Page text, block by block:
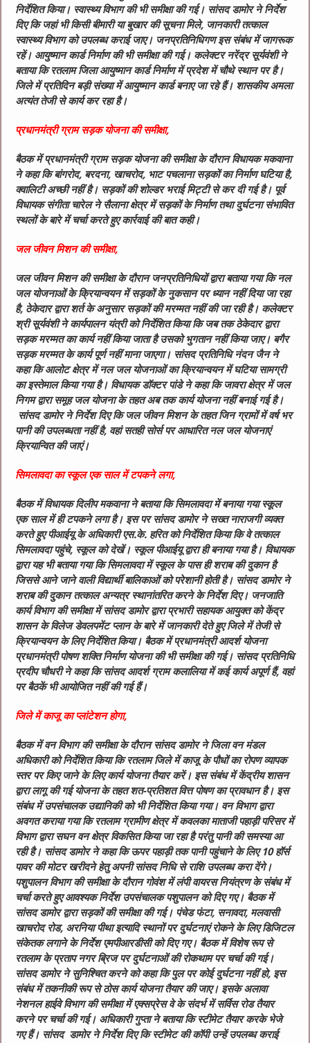
निर्देशित किया। स्वास्थ्य विभाग की भी समीक्षा की गई। सांसद डामोर ने निर्देश
दिए कि जहां भी किसी बीमारी या बुखार की सूचना मिले, जानकारी तत्काल
स्वास्थ्य विभाग को उपलब्ध कराई जाए। जनप्रतिनिधिगण इस संबंध में जागरूक
रहें। आयुष्मान कार्ड निर्माण की भी समीक्षा की गई। कलेक्टर नरेंद्र सूर्यवंशी ने
बताया कि रतलाम जिला आयुष्मान कार्ड निर्माण में प्रदेश में चौथे स्थान पर है।
जिले में प्रतिदिन बड़ी संख्या में आयुष्मान कार्ड बनाए जा रहे हैं। शासकीय अमला
अत्यंत तेजी से कार्य कर रहा है।
प्रधानमंत्री ग्राम सड़क योजना की समीक्षा,
बैठक में प्रधानमंत्री ग्राम सड़क योजना की समीक्षा के दौरान विधायक मकवाना
ने कहा कि बांगरोद, बरदना, खाचरोद, भाट पचलाना सड़कों का निर्माण घटिया है,
क्वालिटी अच्छी नहीं है। सड़कों की शोल्डर भराई मिट्टी से कर दी गई है। पूर्व
विधायक संगीता चारेल ने सैलाना क्षेत्र में सड़कों के निर्माण तथा दुर्घटना संभावित
स्थलों के बारे में चर्चा करते हुए कार्रवाई की बात कही।
जल जीवन मिशन की समीक्षा,
जल जीवन मिशन की समीक्षा के दौरान जनप्रतिनिधियों द्वारा बताया गया कि नल
जल योजनाओं के क्रियान्वयन में सड़कों के नुकसान पर ध्यान नहीं दिया जा रहा
है, ठेकेदार द्वारा शर्त के अनुसार सड़कों की मरम्मत नहीं की जा रही है। कलेक्टर
श्री सूर्यवंशी ने कार्यपालन यंत्री को निर्देशित किया कि जब तक ठेकेदार द्वारा
सड़क मरम्मत का कार्य नहीं किया जाता है उसको भुगतान नहीं किया जाए। बगैर
सड़क मरम्मत के कार्य पूर्ण नहीं माना जाएगा। सांसद प्रतिनिधि नंदन जैन ने
कहा कि आलोट क्षेत्र में नल जल योजनाओं का क्रियान्वयन में घटिया सामग्री
का इस्तेमाल किया गया है। विधायक डॉक्टर पांडे ने कहा कि जावरा क्षेत्र में जल
निगम द्वारा समूह जल योजना के तहत अब तक कार्य योजना नहीं बनाई गई है।
सांसद डामोर ने निर्देश दिए कि जल जीवन मिशन के तहत जिन ग्रामों में वर्ष भर
पानी की उपलब्धता नहीं है, वहां सतही सोर्स पर आधारित नल जल योजनाएं
क्रियान्वित की जाएं।
सिमलावदा का स्कूल एक साल में टपकने लगा,
बैठक में विधायक दिलीप मकवाना ने बताया कि सिमलावदा में बनाया गया स्कूल
एक साल में ही टपकने लगा है। इस पर सांसद डामोर ने सख्त नाराजगी व्यक्त
करते हुए पीआईयू के अधिकारी एस.के. हरित को निर्देशित किया कि वे तत्काल
सिमलावदा पहुंचे, स्कूल को देखें। स्कूल पीआईयू द्वारा ही बनाया गया है। विधायक
द्वारा यह भी बताया गया कि सिमलावदा में स्कूल के पास ही शराब की दुकान है
जिससे आने जाने वाली विद्यार्थी बालिकाओं को परेशानी होती है। सांसद डामोर ने
शराब की दुकान तत्काल अन्यत्र स्थानांतरित करने के निर्देश दिए। जनजाति
कार्य विभाग की समीक्षा में सांसद डामोर द्वारा प्रभारी सहायक आयुक्त को केंद्र
शासन के विलेज डेवलपमेंट प्लान के बारे में जानकारी देते हुए जिले में तेजी से
क्रियान्वयन के लिए निर्देशित किया। बैठक में प्रधानमंत्री आदर्श योजना
प्रधानमंत्री पोषण शक्ति निर्माण योजना की भी समीक्षा की गई। सांसद प्रतिनिधि
प्रदीप चौधरी ने कहा कि सांसद आदर्श ग्राम कलालिया में कई कार्य अपूर्ण हैं, वहां
पर बैठकें भी आयोजित नहीं की गई हैं।
जिले में काजू का प्लांटेशन होगा,
बैठक में वन विभाग की समीक्षा के दौरान सांसद डामोर ने जिला वन मंडल
अधिकारी को निर्देशित किया कि रतलाम जिले में काजू के पौधों का रोपण व्यापक
स्तर पर किए जाने के लिए कार्य योजना तैयार करें। इस संबंध में केंद्रीय शासन
द्वारा लागू की गई योजना के तहत शत-प्रतिशत वित्त पोषण का प्रावधान है। इस
संबंध में उपसंचालक उद्यानिकी को भी निर्देशित किया गया। वन विभाग द्वारा
अवगत कराया गया कि रतलाम ग्रामीण क्षेत्र में कवलका माताजी पहाड़ी परिसर में
विभाग द्वारा सघन वन क्षेत्र विकसित किया जा रहा है परंतु पानी की समस्या आ
रही है। सांसद डामोर ने कहा कि ऊपर पहाड़ी तक पानी पहुंचाने के लिए 10 हॉर्स
पावर की मोटर खरीदने हेतु अपनी सांसद निधि से राशि उपलब्ध करा देंगे।
पशुपालन विभाग की समीक्षा के दौरान गोवंश में लंपी वायरस नियंत्रण के संबंध में
चर्चा करते हुए आवश्यक निर्देश उपसंचालक पशुपालन को दिए गए। बैठक में
सांसद डामोर द्वारा सड़कों की समीक्षा की गई। पंचेड फंटा, सनावदा, मलवासी
खाचरोद रोड, अरनिया पीथा इत्यादि स्थानों पर दुर्घटनाएं रोकने के लिए डिजिटल
संकेतक लगाने के निर्देश एमपीआरडीसी को दिए गए। बैठक में विशेष रूप से
रतलाम के प्रताप नगर ब्रिज पर दुर्घटनाओं की रोकथाम पर चर्चा की गई।
सांसद डामोर ने सुनिश्चित करने को कहा कि पुल पर कोई दुर्घटना नहीं हो, इस
संबंध में तकनीकी रूप से ठोस कार्य योजना तैयार की जाए। इसके अलावा
नेशनल हाईवे विभाग की समीक्षा में एक्सप्रेस वे के संदर्भ में सर्विस रोड तैयार
करने पर चर्चा की गई। अधिकारी गुप्ता ने बताया कि स्टीमेट तैयार करके भेजे
गए हैं। सांसद डामोर ने निर्देश दिए कि स्टीमेट की कॉपी उन्हें उपलब्ध कराई